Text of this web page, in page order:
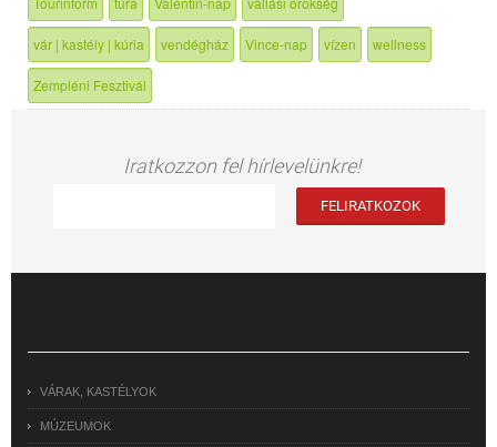
vár | kastély | kúria vendégház Vince-nap vízen wellness
Zempléni Fesztivál
Iratkozzon fel hírlevelünkre!
VÁRAK, KASTÉLYOK
MÚZEUMOK